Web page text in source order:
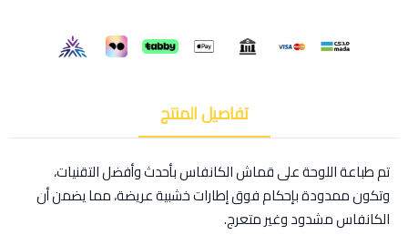
تفاصيل المنتج
تم طباعة اللوحة على قماش الكانفاس بأحدث وأفضل التقنيات،
وتكون ممدودة بإحكام فوق إطارات خشبية عريضة، مما يضمن أن
الكانفاس مشدود وغير متعرج.